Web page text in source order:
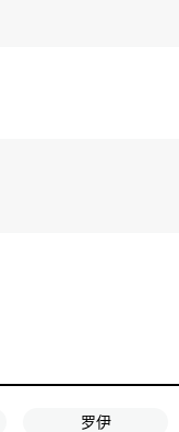
罗伊